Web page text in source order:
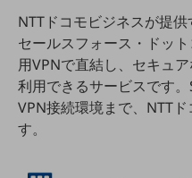
5G対応ホームルーター
通信モジュール製品
衛星携帯電話
IOT完了済みメーカーブランド製品
料金
NTTドコモビジネスが提
セールスフォース・ドッ
用VPNで直結し、セキュ
利用できるサービスです
VPN接続環境まで、NTT
す。